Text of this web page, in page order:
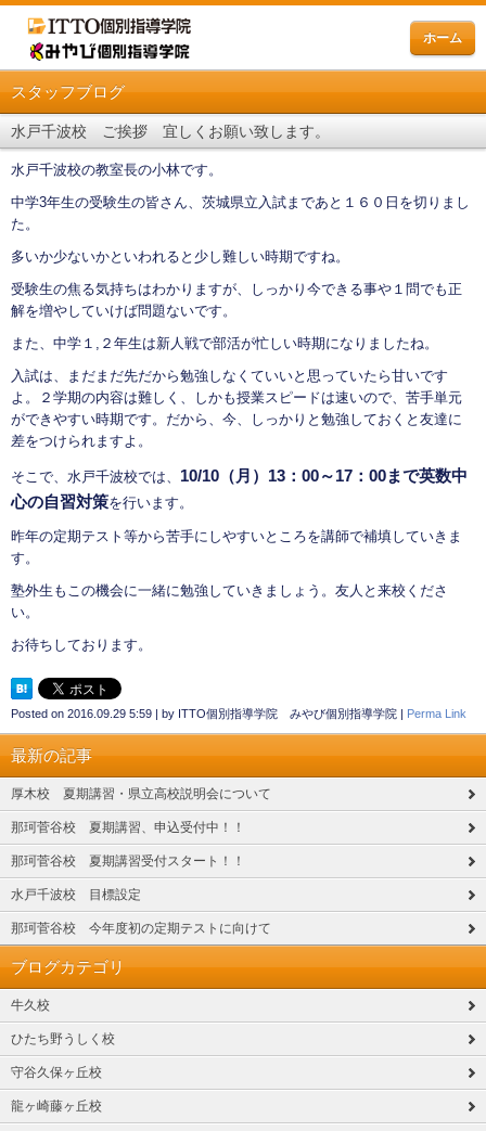
ホーム
スタッフブログ
水戸千波校 ご挨拶 宜しくお願い致します。
水戸千波校の教室長の小林です。
中学3年生の受験生の皆さん、茨城県立入試まであと１６０日を切りまし
た。
多いか少ないかといわれると少し難しい時期ですね。
受験生の焦る気持ちはわかりますが、しっかり今できる事や１問でも正
解を増やしていけば問題ないです。
また、中学１,２年生は新人戦で部活が忙しい時期になりましたね。
入試は、まだまだ先だから勉強しなくていいと思っていたら甘いです
よ。２学期の内容は難しく、しかも授業スピードは速いので、苦手単元
ができやすい時期です。だから、今、しっかりと勉強しておくと友達に
差をつけられますよ。
そこで、水戸千波校では、 10/10（月）13：00～17：00まで英数中
心の自習対策を行います。
昨年の定期テスト等から苦手にしやすいところを講師で補填していきま
す。
塾外生もこの機会に一緒に勉強していきましょう。友人と来校くださ
い。
お待ちしております。
Posted on 2016.09.29 5:59 | by ITTO個別指導学院 みやび個別指導学院 | Perma Link
最新の記事
厚木校 夏期講習・県立高校説明会について
那珂菅谷校 夏期講習、申込受付中！！
那珂菅谷校 夏期講習受付スタート！！
水戸千波校 目標設定
那珂菅谷校 今年度初の定期テストに向けて
ブログカテゴリ
牛久校
ひたち野うしく校
守谷久保ヶ丘校
龍ヶ崎藤ヶ丘校